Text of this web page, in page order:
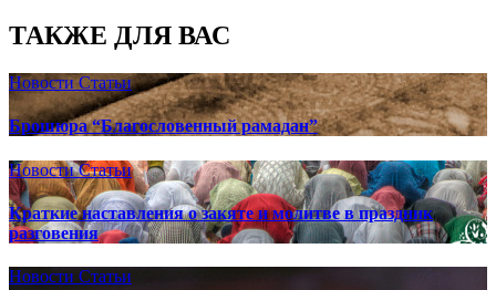
ТАКЖЕ ДЛЯ ВАС
НовостиСтатьи
Брошюра “Благословенный рамадан”
НовостиСтатьи
Краткие наставления о закяте и молитве в праздник
разговения
Новости Статьи